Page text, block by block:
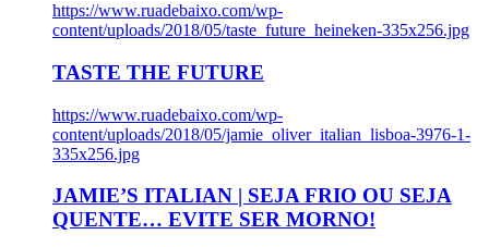
https://www.ruadebaixo.com/wp-
content/uploads/2018/05/taste_future_heineken-335x256.jpg
TASTE THE FUTURE
https://www.ruadebaixo.com/wp-
content/uploads/2018/05/jamie_oliver_italian_lisboa-3976-1-
335x256.jpg
JAMIE’S ITALIAN | SEJA FRIO OU SEJA
QUENTE… EVITE SER MORNO!